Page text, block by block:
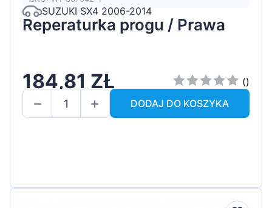
SUZUKI SX4 2006-2014
Reperaturka progu / Prawa
184,81 ZŁ
()
DODAJ DO KOSZYKA